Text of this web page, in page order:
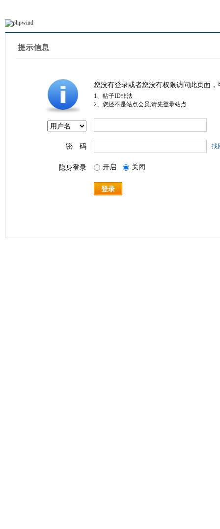
提示信息
您没有登录或者您没有权限访问此页面
1、帖子ID非法
2、您还不是站点会员,请先登录站点
密 码 找
隐身登录 开启 关闭
登录